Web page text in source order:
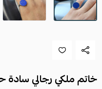
خاتم ملكي رجالي